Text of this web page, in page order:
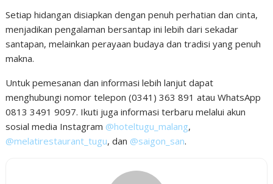
Setiap hidangan disiapkan dengan penuh perhatian dan cinta,
menjadikan pengalaman bersantap ini lebih dari sekadar
santapan, melainkan perayaan budaya dan tradisi yang penuh
makna.
Untuk pemesanan dan informasi lebih lanjut dapat
menghubungi nomor telepon (0341) 363 891 atau WhatsApp
0813 3491 9097. Ikuti juga informasi terbaru melalui akun
sosial media Instagram @hoteltugu_malang,
@melatirestaurant_tugu, dan @saigon_san.